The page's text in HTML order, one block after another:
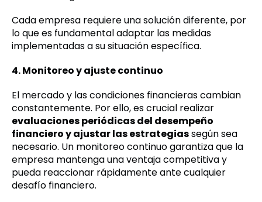
Cada empresa requiere una solución diferente, por
lo que es fundamental adaptar las medidas
implementadas a su situación específica.
4. Monitoreo y ajuste continuo
El mercado y las condiciones financieras cambian
constantemente. Por ello, es crucial realizar
evaluaciones periódicas del desempeño
financiero y ajustar las estrategiassegún sea
necesario. Un monitoreo continuo garantiza que la
empresa mantenga una ventaja competitiva y
pueda reaccionar rápidamente ante cualquier
desafío financiero.